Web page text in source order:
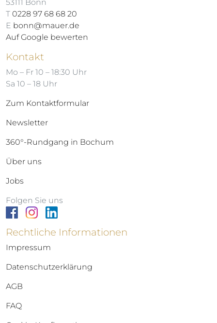
53111 Bonn
T 0228 97 68 68 20
E bonn@mauer.de
Auf Google bewerten
Kontakt
Mo – Fr 10 – 18:30 Uhr
Sa 10 – 18 Uhr
Zum Kontaktformular
Newsletter
360°-Rundgang in Bochum
Über uns
Jobs
Folgen Sie uns
Rechtliche Informationen
Impressum
Datenschutzerklärung
AGB
FAQ